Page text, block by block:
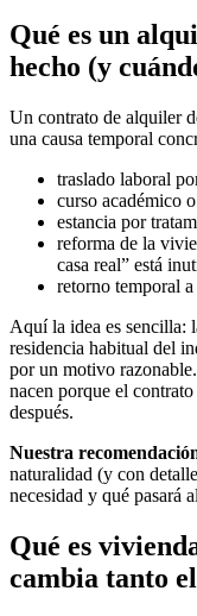
Qué es un
hecho (y
Un contrato de alquiler
una causa temporal
traslado laboral
curso académico
estancia por
reforma de la
casa real” está
retorno temporal
Aquí la idea es sencilla:
residencia habitual del
por un motivo
nacen porque el
después.
Nuestra
naturalidad (y con
necesidad y qué pasará
Qué es
cambia tanto